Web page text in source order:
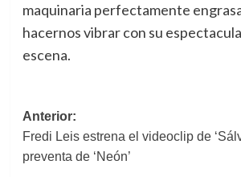
maquinaria perfectamente
hacernos vibrar con su
escena.
Navegación
de
Anterior:
Fredi Leis estrena el videoclip de
preventa de ‘Neón’